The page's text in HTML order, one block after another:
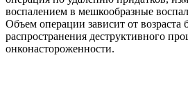
воспалением в мешкообразные
Объем операции зависит от возраста
распространения деструктивного
онконастороженности.